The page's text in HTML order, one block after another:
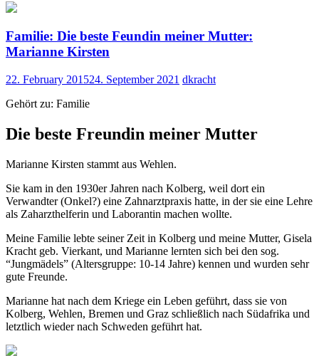
Familie: Die beste Feundin meiner Mutter:
Marianne Kirsten
22. February 201524. September 2021 dkracht
Gehört zu: Familie
Die beste Freundin meiner Mutter
Marianne Kirsten stammt aus Wehlen.
Sie kam in den 1930er Jahren nach Kolberg, weil dort ein
Verwandter (Onkel?) eine Zahnarztpraxis hatte, in der sie eine Lehre
als Zaharzthelferin und Laborantin machen wollte.
Meine Familie lebte seiner Zeit in Kolberg und meine Mutter, Gisela
Kracht geb. Vierkant, und Marianne lernten sich bei den sog.
“Jungmädels” (Altersgruppe: 10-14 Jahre) kennen und wurden sehr
gute Freunde.
Marianne hat nach dem Kriege ein Leben geführt, dass sie von
Kolberg, Wehlen, Bremen und Graz schließlich nach Südafrika und
letztlich wieder nach Schweden geführt hat.